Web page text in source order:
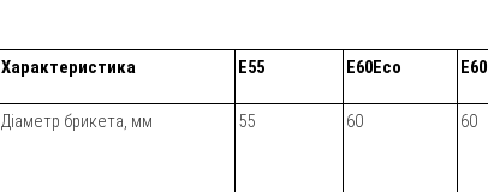
Характеристика E55 E60Eco E60
Діаметр брикета, мм 55 60 60